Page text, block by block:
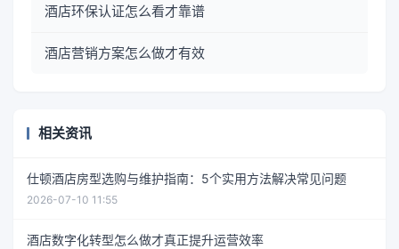
酒店环保认证怎么看才靠谱
酒店营销方案怎么做才有效
相关资讯
仕顿酒店房型选购与维护指南：5个实用方法解决常见问题
2026-07-10 11:55
酒店数字化转型怎么做才真正提升运营效率